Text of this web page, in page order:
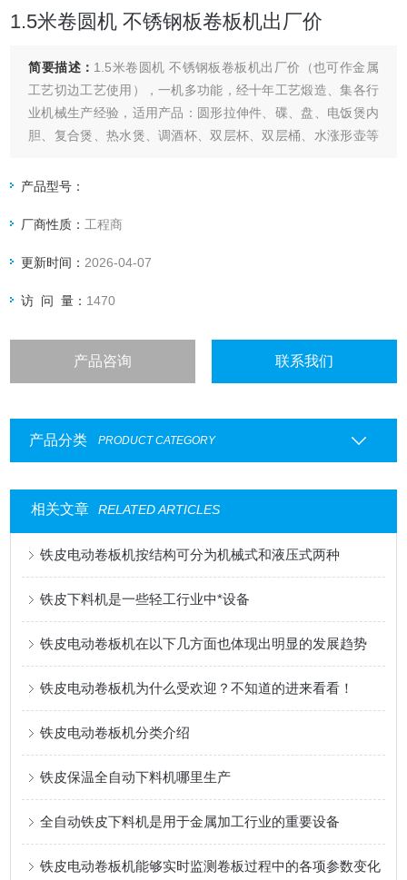
1.5米卷圆机 不锈钢板卷板机出厂价
简要描述： 1.5米卷圆机 不锈钢板卷板机出厂价（也可作金属
工艺切边工艺使用），一机多功能，经十年工艺煅造、集各行
业机械生产经验，适用产品：圆形拉伸件、碟、盘、电饭煲内
胆、复合煲、热水煲、调酒杯、双层杯、双层桶、水涨形壶等
产品型号：
厂商性质： 工程商
更新时间： 2026-04-07
访 问 量： 1470
产品咨询 联系我们
产品分类 PRODUCT CATEGORY
相关文章 RELATED ARTICLES
铁皮电动卷板机按结构可分为机械式和液压式两种
铁皮下料机是一些轻工行业中*设备
铁皮电动卷板机在以下几方面也体现出明显的发展趋势
铁皮电动卷板机为什么受欢迎？不知道的进来看看！
铁皮电动卷板机分类介绍
铁皮保温全自动下料机哪里生产
全自动铁皮下料机是用于金属加工行业的重要设备
铁皮电动卷板机能够实时监测卷板过程中的各项参数变化